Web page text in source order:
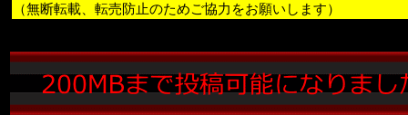
（無断転載、転売防止のためご協力をお願いします）